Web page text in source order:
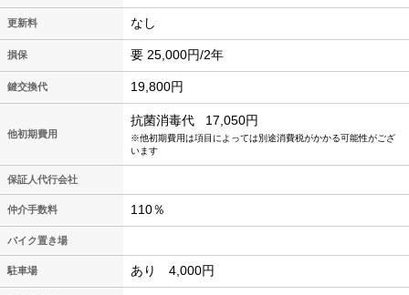
更新料 なし
損保 要 25,000円/2年
鍵交換代 19,800円
他初期費用
抗菌消毒代 17,050円
※他初期費用は項目によっては別途消費税がかかる可能性がござ
います
保証人代行会社
仲介手数料 110％
バイク置き場
駐車場 あり 4,000円